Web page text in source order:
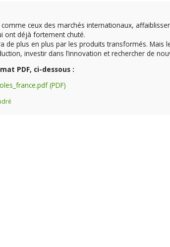
ceux des marchés internationaux,
ont déjà fortement chuté.
plus en plus par les produits transformés. Mais
investir dans l’innovation et rechercher de
PDF, ci-dessous :